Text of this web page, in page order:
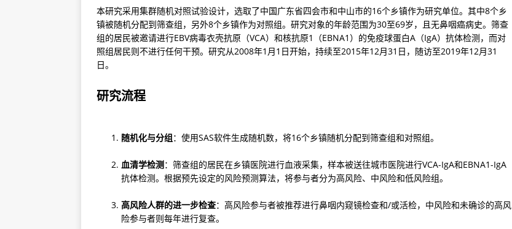
本研究采用集群随机对照试验设计，选取了中国广东省四会市和中山市的16个乡镇作为研究单位。其中8个乡
镇被随机分配到筛查组，另外8个乡镇作为对照组。研究对象的年龄范围为30至69岁，且无鼻咽癌病史。筛查
组的居民被邀请进行EBV病毒衣壳抗原（VCA）和核抗原1（EBNA1）的免疫球蛋白A（IgA）抗体检测，而对
照组居民则不进行任何干预。研究从2008年1月1日开始，持续至2015年12月31日，随访至2019年12月31
日。
研究流程
随机化与分组：使用SAS软件生成随机数，将16个乡镇随机分配到筛查组和对照组。
血清学检测：筛查组的居民在乡镇医院进行血液采集，样本被送往城市医院进行VCA-IgA和EBNA1-IgA
抗体检测。根据预先设定的风险预测算法，将参与者分为高风险、中风险和低风险组。
高风险人群的进一步检查：高风险参与者被推荐进行鼻咽内窥镜检查和/或活检，中风险和未确诊的高风
险参与者则每年进行复查。